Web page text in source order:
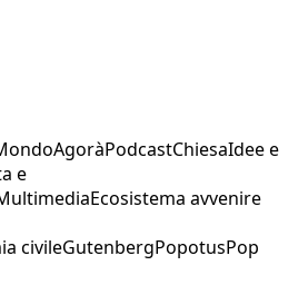
AgoràPodcastChiesaIdee e
e
Ecosistema avvenire
civileGutenbergPopotusPop